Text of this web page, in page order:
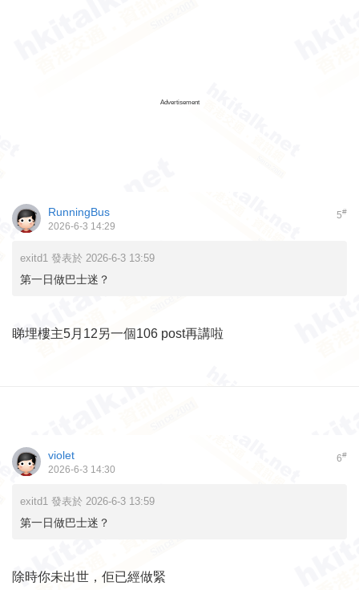
Advertisement
5#
RunningBus
2026-6-3 14:29
exitd1 發表於 2026-6-3 13:59
第一日做巴士迷？
睇埋樓主5月12另一個106 post再講啦
6#
violet
2026-6-3 14:30
exitd1 發表於 2026-6-3 13:59
第一日做巴士迷？
除時你未出世，佢已經做緊